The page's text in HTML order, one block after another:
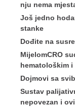
nju nema
Još jedno
stanke
Dođite na
MijelomCRO
hematološkim
Dojmovi sa
Sustav
nepovezan i